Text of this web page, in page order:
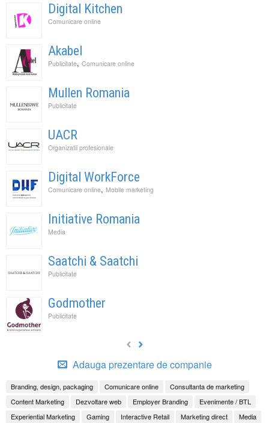
Digital Kitchen
Comunicare online
Akabel
Publicitate, Comunicare online
Mullen Romania
Publicitate
UACR
Organizatii profesionale
Digital WorkForce
Comunicare online, Mobile marketing
Initiative Romania
Media
Saatchi & Saatchi
Publicitate
Godmother
Publicitate
Adauga prezentare de companie
Branding, design, packaging Comunicare online
Consultanta de marketing
Content Marketing
Dezvoltare web Employer Branding
Evenimente / BTL
Experiential Marketing
Gaming Interactive Retail Marketing direct Media